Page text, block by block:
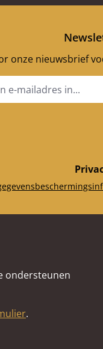
onze nieuwsbrief
ondersteunen
.